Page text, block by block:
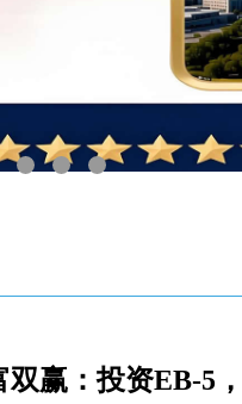
双赢：投资EB-5